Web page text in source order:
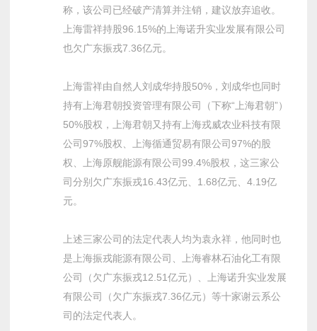
称，该公司已经破产清算并注销，建议放弃追收。
上海雷祥持股96.15%的上海诺升实业发展有限公司
也欠广东振戎7.36亿元。
上海雷祥由自然人刘成华持股50%，刘成华也同时
持有上海君朝投资管理有限公司（下称“上海君朝”）
50%股权，上海君朝又持有上海戎威农业科技有限
公司97%股权、上海循通贸易有限公司97%的股
权、上海原舰能源有限公司99.4%股权，这三家公
司分别欠广东振戎16.43亿元、1.68亿元、4.19亿
元。
上述三家公司的法定代表人均为袁永祥，他同时也
是上海振戎能源有限公司、上海睿林石油化工有限
公司（欠广东振戎12.51亿元）、上海诺升实业发展
有限公司（欠广东振戎7.36亿元）等十家谢云系公
司的法定代表人。